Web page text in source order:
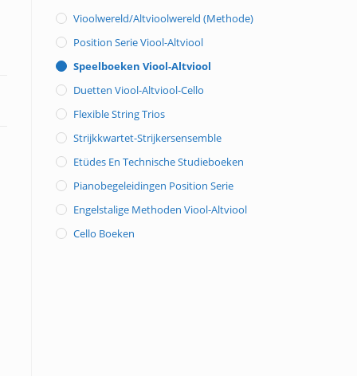
Vioolwereld/Altvioolwereld (methode)
Position Serie Viool-Altviool
Speelboeken Viool-Altviool
Duetten Viool-Altviool-Cello
Flexible String Trios
Strijkkwartet-Strijkersensemble
Etüdes En Technische Studieboeken
Pianobegeleidingen Position Serie
Engelstalige Methoden Viool-Altviool
Cello Boeken